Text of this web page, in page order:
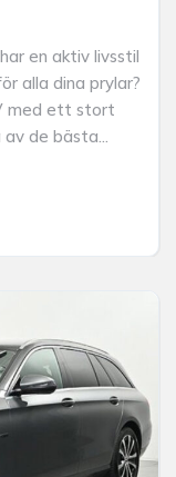
en aktiv livsstil
alla dina prylar?
med ett stort
de bästa...